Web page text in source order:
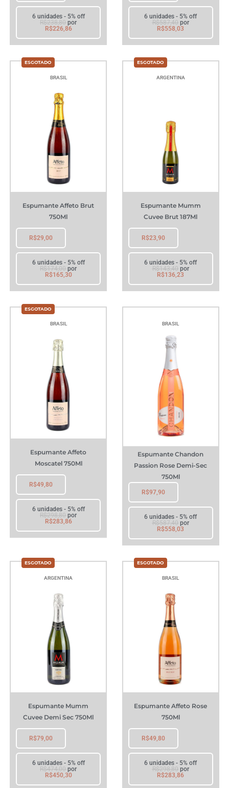
6 unidades - 5% off
R$238,80por
R$226,86
6 unidades - 5% off
R$587,40por
R$558,03
BRASIL
Espumante Affeto Brut
750Ml
R$29,00
6 unidades - 5% off
R$174,00por
R$165,30
ARGENTINA
Espumante Mumm
Cuvee Brut 187Ml
R$23,90
6 unidades - 5% off
R$143,40por
R$136,23
BRASIL
Espumante Affeto
Moscatel 750Ml
R$49,80
6 unidades - 5% off
R$298,80por
R$283,86
BRASIL
Espumante Chandon
Passion Rose Demi-Sec
750Ml
R$97,90
6 unidades - 5% off
R$587,40por
R$558,03
ARGENTINA
Espumante Mumm
Cuvee Demi Sec 750Ml
R$79,00
6 unidades - 5% off
R$474,00por
R$450,30
BRASIL
Espumante Affeto Rose
750Ml
R$49,80
6 unidades - 5% off
R$298,80por
R$283,86